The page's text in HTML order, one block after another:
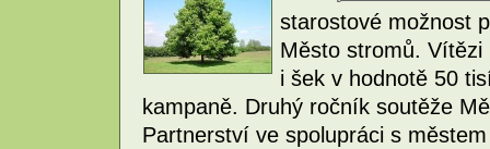
starostové možnost
Město stromů.
i šek v hodnotě 50
kampaně. Druhý ročník soutěže
Partnerství ve spolupráci s